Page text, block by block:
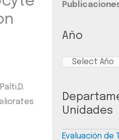
Año
Unidades
Evaluación de